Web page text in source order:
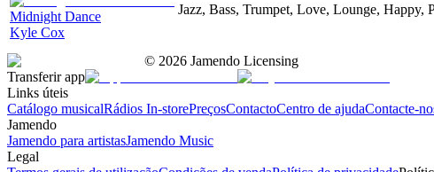
Midnight Dance
Kyle Cox
Jazz, Bass, Trumpet, Love, Lounge, Happy,
© 2026 Jamendo Licensing
Transferir app
Links úteis
Catálogo musicalRádios In-storePreçosContactoCentro de ajudaContacte-
Jamendo
Jamendo para artistasJamendo Music
Legal